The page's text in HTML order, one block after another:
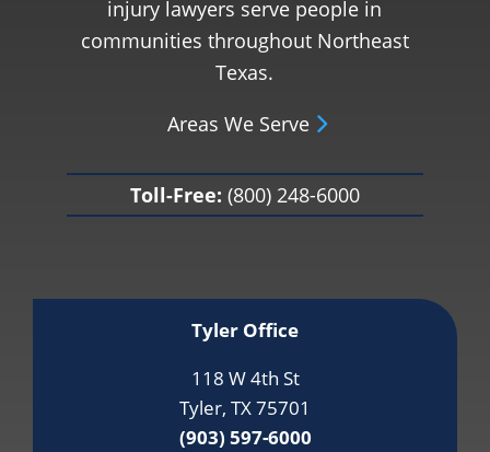
injury lawyers serve people in
communities throughout Northeast
Texas.
Areas We Serve
Toll-Free: (800) 248-6000
Tyler Office
118 W 4th St
Tyler, TX 75701
(903) 597-6000